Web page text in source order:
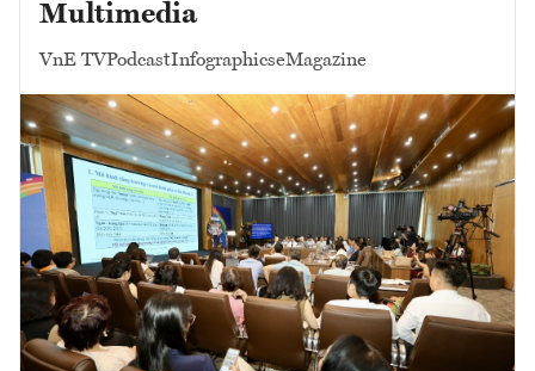
Multimedia
VnE TVPodcastInfographicseMagazine